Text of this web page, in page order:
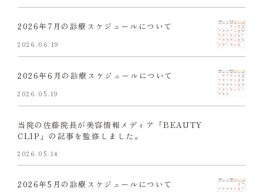
2026年7月の診療スケジュールについて
2026.06.19
2026年6月の診療スケジュールについて
2026.05.19
当院の佐藤院長が美容情報メディア「BEAUTY
CLIP」の記事を監修しました。
2026.05.14
2026年5月の診療スケジュールについて